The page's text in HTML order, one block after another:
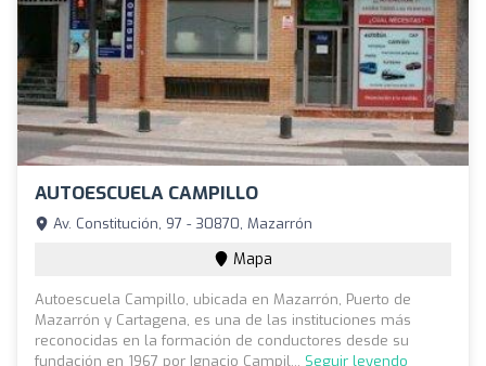
AUTOESCUELA CAMPILLO
Av. Constitución, 97 - 30870, Mazarrón
Mapa
Autoescuela Campillo, ubicada en Mazarrón, Puerto de
Mazarrón y Cartagena, es una de las instituciones más
reconocidas en la formación de conductores desde su
fundación en 1967 por Ignacio Campil... Seguir leyendo